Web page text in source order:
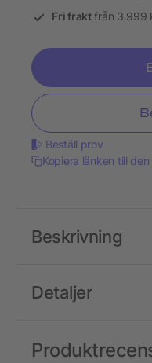
Fri fraktfrån 3.999
Beställ prov
Kopiera länken till
Detaljer
Beskrivning